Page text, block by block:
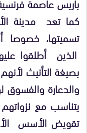
كما تعد مدينة
تسميتها، خصوصا
الذين أطلقوا
بصيغة التأنيث
والدعارة والفسوق
يتناسب مع
تقويض الأسس